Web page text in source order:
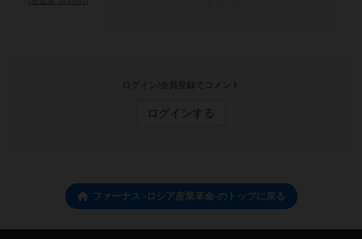
ログイン/会員登録でコメント
ログインする
ファーナス -ロシア産業革命-のトップに戻る